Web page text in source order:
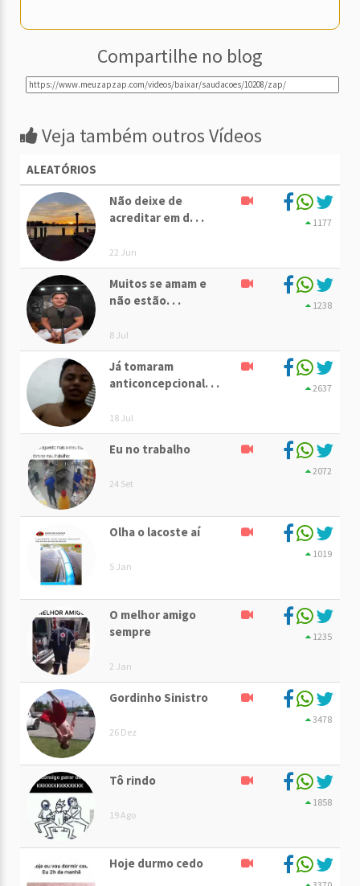
Compartilhe no blog
Veja também outros Vídeos
ALEATÓRIOS
Não deixe de
acreditar em d. . .
22 Jun
1177
Muitos se amam e
não estão. . .
8 Jul
1238
Já tomaram
anticoncepcional. . .
18 Jul
2637
Eu no trabalho
24 Set
2072
Olha o lacoste aí
5 Jan
1019
O melhor amigo
sempre
2 Jan
1235
Gordinho Sinistro
26 Dez
3478
Tô rindo
19 Ago
1858
Hoje durmo cedo